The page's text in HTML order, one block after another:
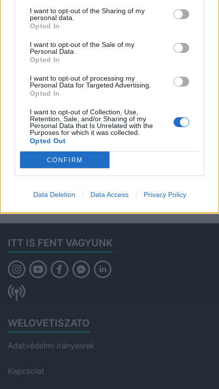
I want to opt-out of the Sharing of my
personal data.
Opted In
I want to opt-out of the Sale of my
Personal Data.
Opted In
I want to opt-out of processing my
Personal Data for Targeted Advertising.
Opted In
I want to opt-out of Collection, Use,
Retention, Sale, and/or Sharing of my
Personal Data that Is Unrelated with the
Purposes for which it was collected.
Opted Out
CONFIRM
Data Deletion Data Access Privacy Policy
07:30 – Rajtcsomagok átvétele
08:30 – Bemelegítés
09:00 – 1 km gyerekfutam
09:30 – 1 km kutya+gazdi futam
10:00 – 28 km
10:30 14 km
10:45 – 7 km
13:30 – Eredményhirdetés
14:00 – Ebéd
További információ, nevezés:
I. Tisza-tavi Sportpiknik,Tömegsport
Hétvége 2022.05.28. -2022.05.29. –
ITT IS FENT VAGYUNK
WELOVETISZATO
Adatvédelmi irányelvek
Kapcsolat